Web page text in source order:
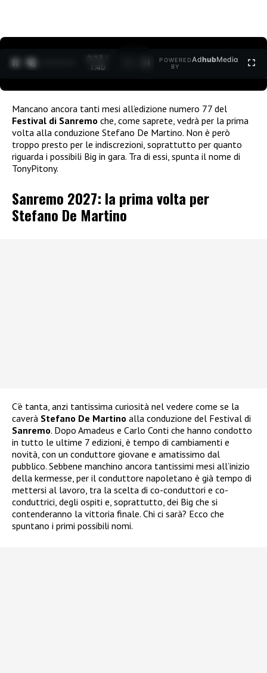
0:14 /
1:40
POWERED
BY
AdhubMedia
Mancano ancora tanti mesi all’edizione numero 77 del
Festival di Sanremo che, come saprete, vedrà per la prima
volta alla conduzione Stefano De Martino. Non è però
troppo presto per le indiscrezioni, soprattutto per quanto
riguarda i possibili Big in gara. Tra di essi, spunta il nome di
TonyPitony.
Sanremo 2027: la prima volta per
Stefano De Martino
C’è tanta, anzi tantissima curiosità nel vedere come se la
caverà Stefano De Martino alla conduzione del Festival di
Sanremo. Dopo Amadeus e Carlo Conti che hanno condotto
in tutto le ultime 7 edizioni, è tempo di cambiamenti e
novità, con un conduttore giovane e amatissimo dal
pubblico. Sebbene manchino ancora tantissimi mesi all’inizio
della kermesse, per il conduttore napoletano è già tempo di
mettersi al lavoro, tra la scelta di co-conduttori e co-
conduttrici, degli ospiti e, soprattutto, dei Big che si
contenderanno la vittoria finale. Chi ci sarà? Ecco che
spuntano i primi possibili nomi.